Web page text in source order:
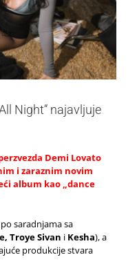
Night“ najavljuje
Demi Lovato
i zaraznim novim
album kao „dance
saradnjama sa
Troye Sivan i Kesha), a
produkcije stvara